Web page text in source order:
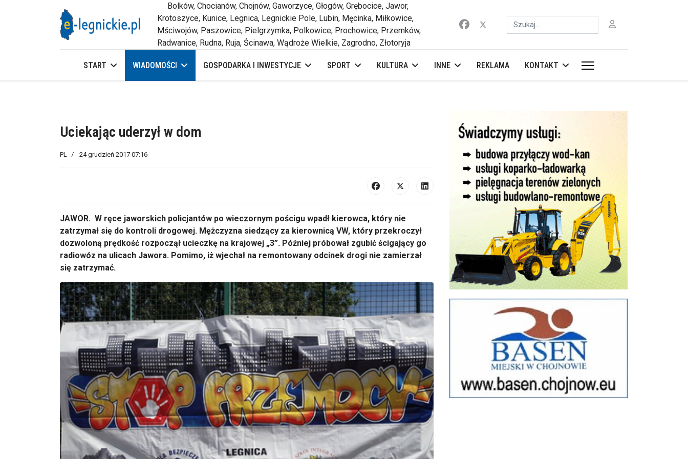
Bolków, Chocianów, Chojnów, Gaworzyce, Głogów, Grębocice, Jawor,
Krotoszyce, Kunice, Legnica, Legnickie Pole, Lubin, Męcinka, Miłkowice,
Mściwojów, Paszowice, Pielgrzymka, Polkowice, Prochowice, Przemków,
Radwanice, Rudna, Ruja, Ścinawa, Wądroże Wielkie, Zagrodno, Złotoryja
Szukaj
START WIADOMOŚCI GOSPODARKA I INWESTYCJE SPORT KULTURA INNE REKLAMA KONTAKT
Uciekając uderzył w dom
PL 24 grudzień 2017 07:16
JAWOR. W ręce jaworskich policjantów po wieczornym pościgu wpadł kierowca, który nie
zatrzymał się do kontroli drogowej. Mężczyzna siedzący za kierownicą VW, który przekroczył
dozwoloną prędkość rozpoczął ucieczkę na krajowej „3”. Później próbował zgubić ścigający go
radiowóz na ulicach Jawora. Pomimo, iż wjechał na remontowany odcinek drogi nie zamierzał
się zatrzymać.